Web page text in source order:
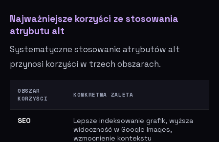
Najważniejsze korzyści ze stosowania
atrybutu alt
Systematyczne stosowanie atrybutów alt
przynosi korzyści w trzech obszarach.
OBSZAR
KORZYŚCI
KONKRETNA ZALETA
SEO
Lepsze indeksowanie grafik, wyższa
widoczność w Google Images,
wzmocnienie kontekstu